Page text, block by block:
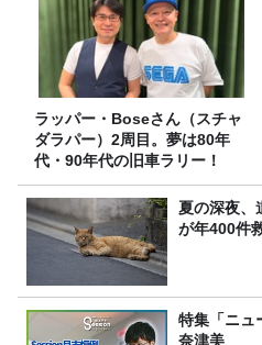
ラッパー・Boseさん（スチャ
ダラパー）2周目。夢は80年
代・90年代の旧車ラリー！
夏の深夜
が年400件
特集「ニュ
奈津美